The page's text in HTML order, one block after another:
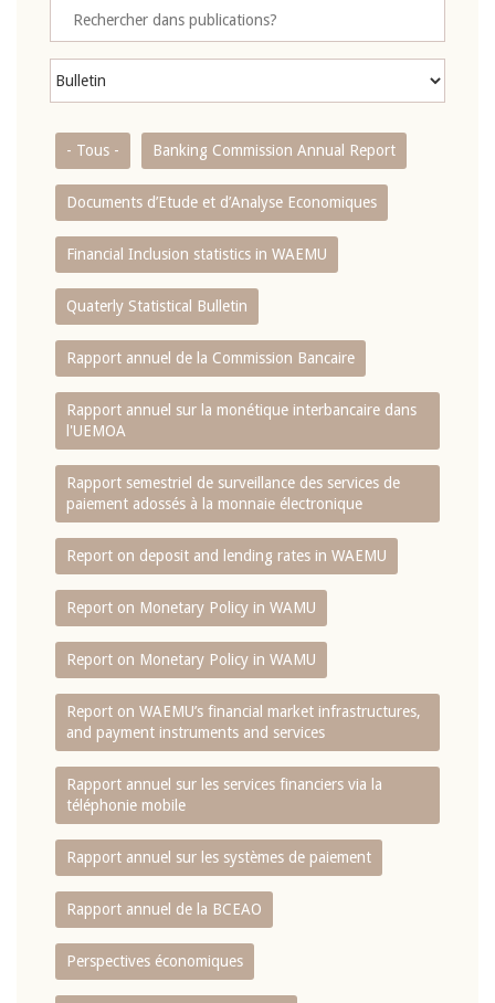
- Tous - Banking Commission Annual Report
Documents d’Etude et d’Analyse Economiques
Financial Inclusion statistics in WAEMU
Quaterly Statistical Bulletin
Rapport annuel de la Commission Bancaire
Rapport annuel sur la monétique interbancaire dans
l'UEMOA
Rapport semestriel de surveillance des services de
paiement adossés à la monnaie électronique
Report on deposit and lending rates in WAEMU
Report on Monetary Policy in WAMU
Report on Monetary Policy in WAMU
Report on WAEMU’s financial market infrastructures,
and payment instruments and services
Rapport annuel sur les services financiers via la
téléphonie mobile
Rapport annuel sur les systèmes de paiement
Rapport annuel de la BCEAO
Perspectives économiques